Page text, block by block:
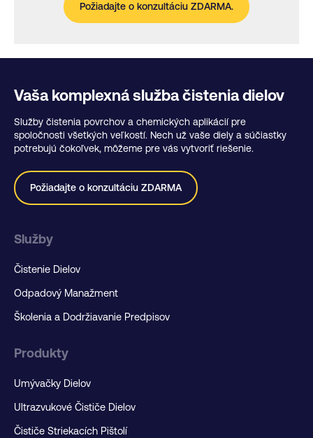
Požiadajte o konzultáciu ZDARMA.
Vaša komplexná služba čistenia dielov
Služby čistenia povrchov a chemických aplikácií pre
spoločnosti všetkých veľkostí. Nech už vaše diely a súčiastky
potrebujú čokoľvek, môžeme pre vás vytvoriť riešenie.
Požiadajte o konzultáciu ZDARMA
Služby
Čistenie Dielov
Odpadový Manažment
Školenia a Dodržiavanie Predpisov
Produkty
Umývačky Dielov
Ultrazvukové Čističe Dielov
Čističe Striekacích Pištolí